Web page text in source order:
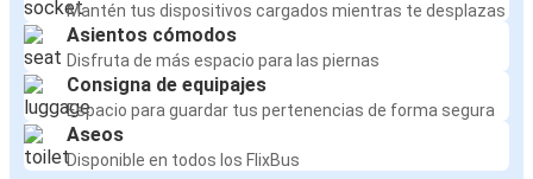
Mantén tus dispositivos cargados mientras te desplazas
Asientos cómodos
Disfruta de más espacio para las piernas
Consigna de equipajes
Espacio para guardar tus pertenencias de forma segura
Aseos
Disponible en todos los FlixBus